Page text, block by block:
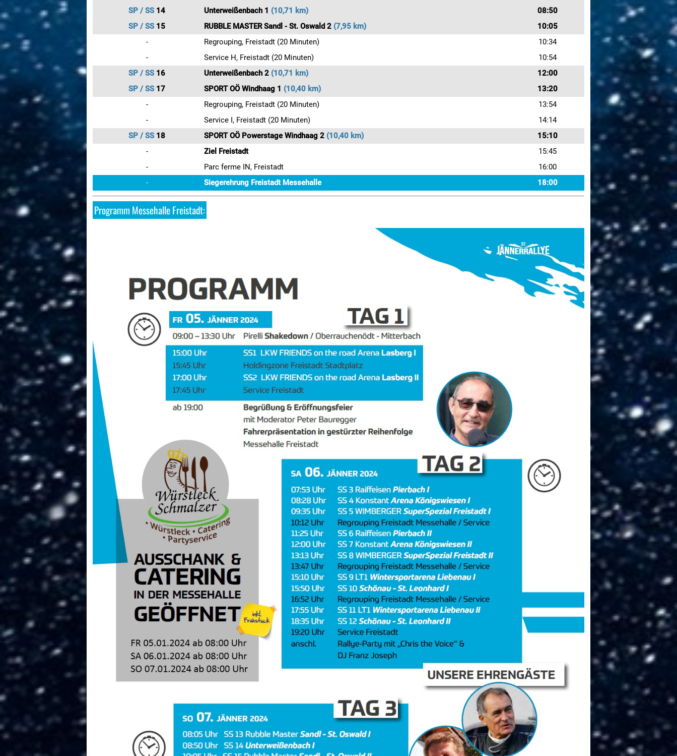
SP / SS 14 Unterweißenbach 1 (10,71 km)
08:50
SP / SS 15 RUBBLE MASTER Sandl - St. Oswald 2 (7,95 km)
10:05
-
Regrouping, Freistadt (20 Minuten)
10:34
-
Service H, Freistadt (20 Minuten)
10:54
SP / SS 16 Unterweißenbach 2 (10,71 km)
12:00
SP / SS 17 SPORT OÖ Windhaag 1 (10,40 km)
13:20
-
Regrouping, Freistadt (20 Minuten)
13:54
-
Service I, Freistadt (20 Minuten)
14:14
SP / SS 18 SPORT OÖ Powerstage Windhaag 2 (10,40 km)
15:10
-
Ziel Freistadt
15:45
-
Parc ferme IN, Freistadt
16:00
-
Siegerehrung Freistadt Messehalle 18:00
Programm Messehalle Freistadt: